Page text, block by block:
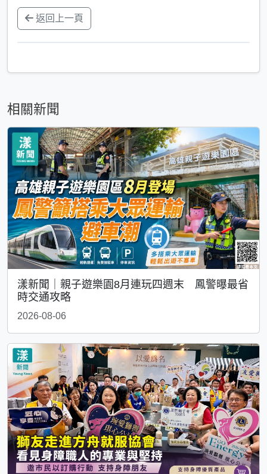
返回上一頁
相關新聞
漾新聞｜親子遊樂園8月連玩四週末 鳳警曝最省
時交通攻略
2026-08-06